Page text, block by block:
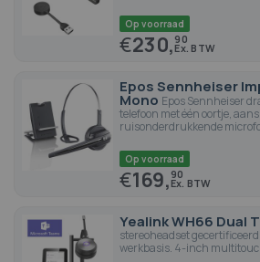
Op voorraad
€230,90
Epos Sennheiser
Mono Epos Sennheiser
telefoon met één oortje,
ruisonderdrukkende
Op voorraad
€169,90
Yealink WH66 Dual
stereoheadset
werkbasis. 4-inch